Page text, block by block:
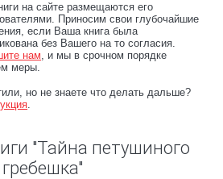
на сайте размещаются его
Приносим свои глубочайшие
если Ваша книга была
без Вашего на то согласия.
нам, и мы в срочном порядке
меры.
но не знаете что делать дальше?
.
"Тайна петушиного
гребешка"